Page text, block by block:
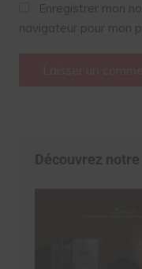
Enregistrer mon
navigateur pour mon
Découvrez